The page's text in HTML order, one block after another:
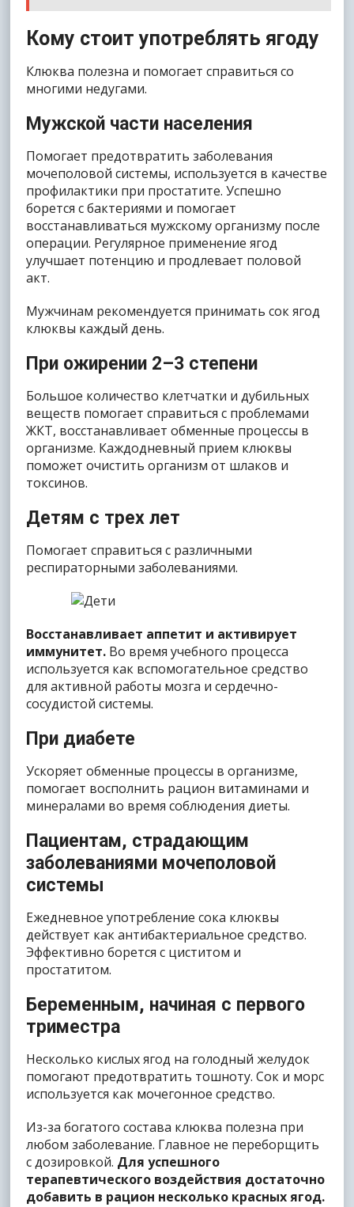
Кому стоит употреблять ягоду
Клюква полезна и помогает справиться со
многими недугами.
Мужской части населения
Помогает предотвратить заболевания
мочеполовой системы, используется в качестве
профилактики при простатите. Успешно
борется с бактериями и помогает
восстанавливаться мужскому организму после
операции. Регулярное применение ягод
улучшает потенцию и продлевает половой
акт.
Мужчинам рекомендуется принимать сок ягод
клюквы каждый день.
При ожирении 2–3 степени
Большое количество клетчатки и дубильных
веществ помогает справиться с проблемами
ЖКТ, восстанавливает обменные процессы в
организме. Каждодневный прием клюквы
поможет очистить организм от шлаков и
токсинов.
Детям с трех лет
Помогает справиться с различными
респираторными заболеваниями.
Восстанавливает аппетит и активирует
иммунитет. Во время учебного процесса
используется как вспомогательное средство
для активной работы мозга и сердечно-
сосудистой системы.
При диабете
Ускоряет обменные процессы в организме,
помогает восполнить рацион витаминами и
минералами во время соблюдения диеты.
Пациентам, страдающим
заболеваниями мочеполовой
системы
Ежедневное употребление сока клюквы
действует как антибактериальное средство.
Эффективно борется с циститом и
простатитом.
Беременным, начиная с первого
триместра
Несколько кислых ягод на голодный желудок
помогают предотвратить тошноту. Сок и морс
используется как мочегонное средство.
Из-за богатого состава клюква полезна при
любом заболевание. Главное не переборщить
с дозировкой. Для успешного
терапевтического воздействия достаточно
добавить в рацион несколько красных ягод.